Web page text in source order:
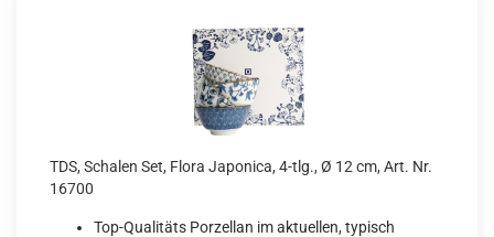
TDS, Schalen Set, Flora Japonica, 4-tlg., Ø 12 cm, Art. Nr.
16700
Top-Qualitäts Porzellan im aktuellen, typisch